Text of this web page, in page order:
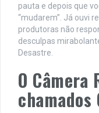
pauta e depois que
“mudarem”. Já ouvi
produtoras não
desculpas
Desastre.
O Câmera
chamados